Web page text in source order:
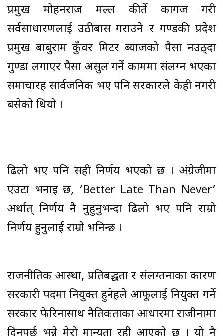
प्रमुख मोहनराज मल्ल कीर्ते कागज गरी
सर्वसाधारणलाई उठीबास गराउने र गण्डकी प्रदेश
प्रमुख बाबुराम कुँवर मिटर ब्याजको पैसा नउठ्दा
गुण्डा लगाएर पैसा असुल गर्ने काममा संलग्न भएका
समाचारहरु सार्वजनिक भए पनि सरकारले केही नगरी
बसेको थियो ।
ढिलो भए पनि सही निर्णय भएको छ । अंग्रेजीमा
एउटा भनाइ छ, ‘Better Late Than Never’
अर्थात् निर्णय नै नुहुनुभन्दा ढिलो भए पनि राम्रो
निर्णय हुनुलाई राम्रो भनिन्छ ।
राजनीतिक आस्था, प्रतिबद्धता र संलग्तनाका कारण
सरकारी पदमा नियुक्त हुनेहरुले आफूलाई नियुक्त गर्ने
सरकार फेरिनासाथ नैतिकताका आधारमा राजीनामा